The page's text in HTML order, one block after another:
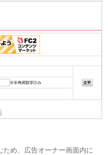
め、広告オーナー画面内に